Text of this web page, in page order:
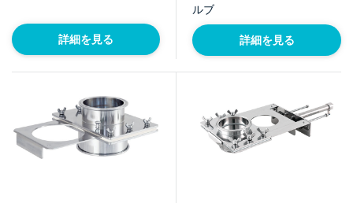
詳細を見る
ルブ
詳細を見る